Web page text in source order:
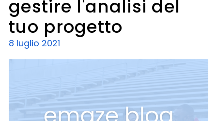
gestire l'analisi del
tuo progetto
8 luglio 2021